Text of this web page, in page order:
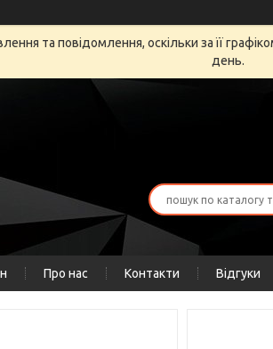
та повідомлення, оскільки за її
день.
Про нас Контакти Відгуки